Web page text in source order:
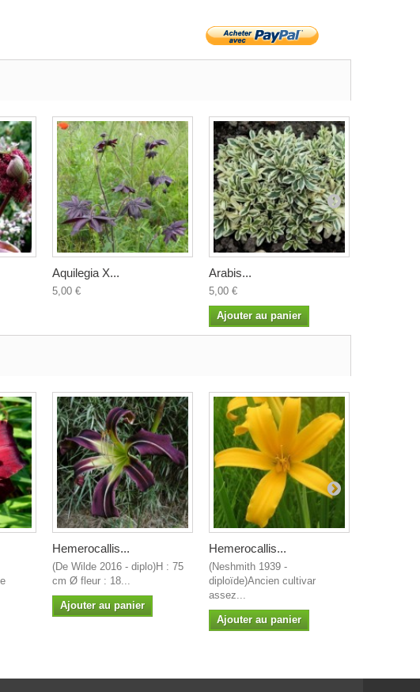
Aquilegia X...
5,00 €
Arabis...
5,00 €
Ajouter au panier
Hemerocallis...
(De Wilde 2016 - diplo)H : 75
cm Ø fleur : 18...
Ajouter au panier
Hemerocallis...
(Neshmith 1939 -
diploïde)Ancien cultivar
assez...
Ajouter au panier